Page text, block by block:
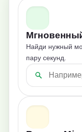
Найди нужный
пару секунд.